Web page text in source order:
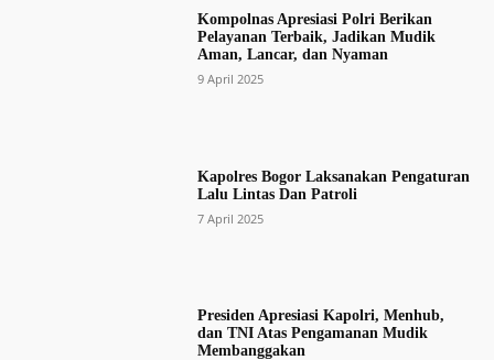
Kompolnas Apresiasi Polri Berikan
Pelayanan Terbaik, Jadikan Mudik
Aman, Lancar, dan Nyaman
9 April 2025
Kapolres Bogor Laksanakan Pengaturan
Lalu Lintas Dan Patroli
7 April 2025
Presiden Apresiasi Kapolri, Menhub,
dan TNI Atas Pengamanan Mudik
Membanggakan